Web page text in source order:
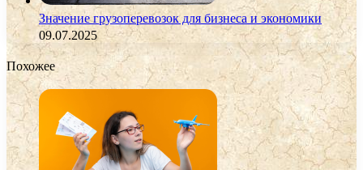
Значение грузоперевозок для бизнеса и экономики
09.07.2025
Похожее